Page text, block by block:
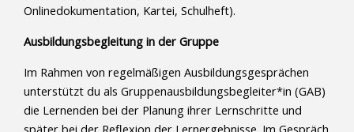
Onlinedokumentation, Kartei, Schulheft).
Ausbildungsbegleitung in der Gruppe
Im Rahmen von regelmäßigen Ausbildungsgesprächen
unterstützt du als Gruppenausbildungsbegleiter*in (GAB)
die Lernenden bei der Planung ihrer Lernschritte und